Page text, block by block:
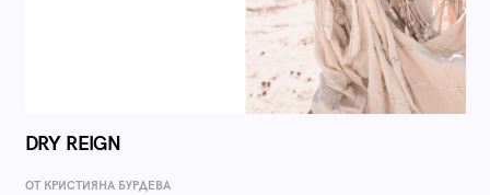
DRY REIGN
ОТ КРИСТИЯНА БУРДЕВА